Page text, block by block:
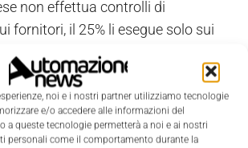
noi e i nostri partner utilizziamo tecnologie
e/o accedere alle informazioni del
a queste tecnologie permetterà a noi e ai nostri
personali come il comportamento durante la
non effettua controlli di
fornitori, il 25% li esegue solo sui
il 16,7% esclusivamente sui fornitori
anche dalla percezione del
aziende dichiara di non aver mai